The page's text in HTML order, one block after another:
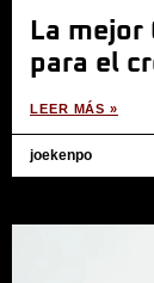
La
para el
LEER MÁS »
joekenpo